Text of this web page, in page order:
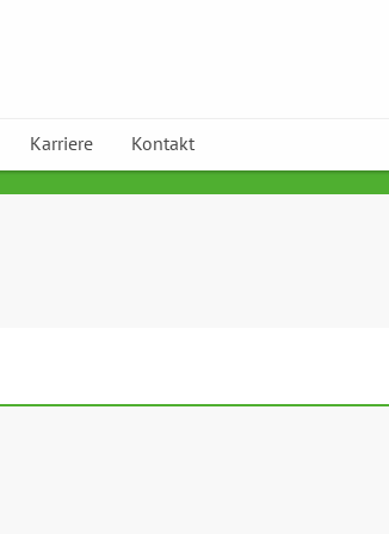
Karriere Kontakt